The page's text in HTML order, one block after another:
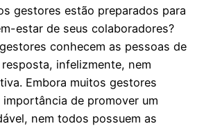
gestores estão preparados para
estar de seus colaboradores?
conhecem as pessoas de
infelizmente, nem
Embora muitos gestores
importância de promover um
nem todos possuem as